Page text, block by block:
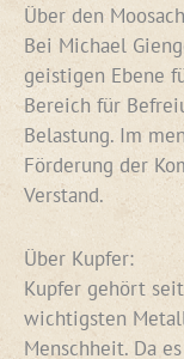
Über den
Bei Michael
geistigen Ebene
Bereich für
Belastung. Im
Förderung der
Verstand.
Über Kupfer:
Kupfer gehört
wichtigsten
Menschheit. Da